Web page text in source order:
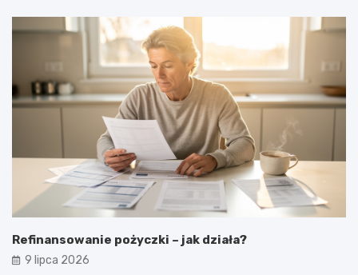
Refinansowanie pożyczki – jak działa?
9 lipca 2026